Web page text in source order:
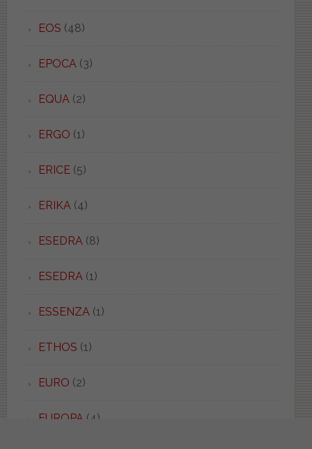
EOS (48)
EPOCA (3)
EQUA (2)
ERGO (1)
ERICE(5)
ERIKA (4)
ESEDRA (8)
ESEDRA (1)
ESSENZA (1)
ETHOS (1)
EURO (2)
EUROPA (4)